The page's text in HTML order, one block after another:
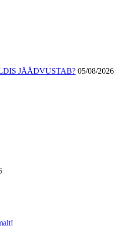
JÄÄDVUSTAB? 05/08/2026